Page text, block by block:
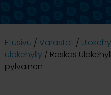
Etusivu / Varastot /
ulokehylly / Raskas
pylväinen